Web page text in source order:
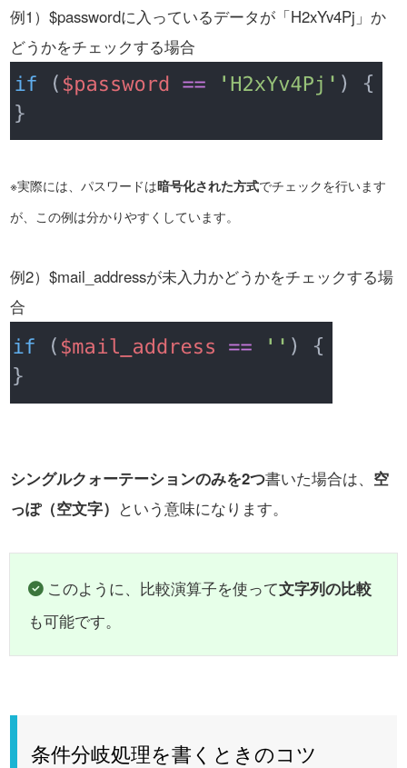
例1）$passwordに入っているデータが「H2xYv4Pj」か
どうかをチェックする場合
※実際には、パスワードは暗号化された方式でチェックを行います
が、この例は分かりやすくしています。
例2）$mail_addressが未入力かどうかをチェックする場
合
シングルクォーテーションのみを2つ書いた場合は、 空
っぽ（空文字） という意味になります。
このように、比較演算子を使って文字列の比較
も可能です。
条件分岐処理を書くときのコツ